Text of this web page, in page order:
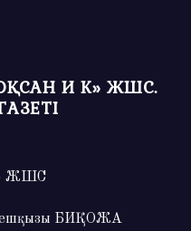
И К» ЖШС.
ЖШС
БИҚОЖА